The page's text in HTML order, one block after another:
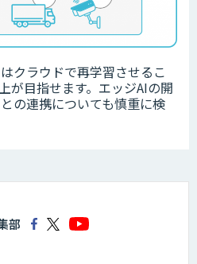
クラウドで再学習させるこ
が目指せます。エッジAIの開
の連携についても慎重に検
部